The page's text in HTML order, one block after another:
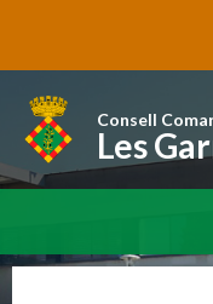
Consell
Les